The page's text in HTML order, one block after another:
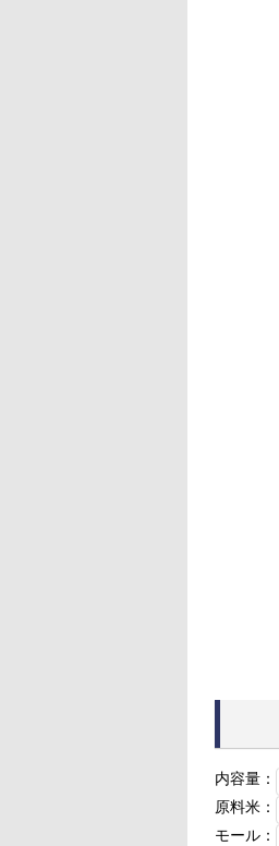
内容量：
原料米：
モール：